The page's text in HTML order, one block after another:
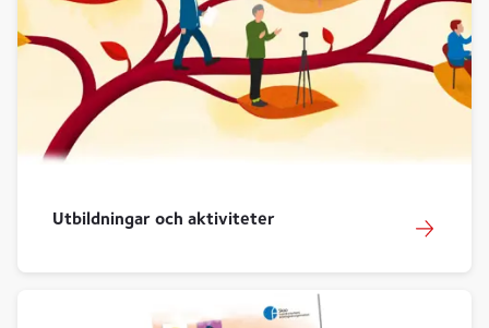
Utbildningar och aktiviteter